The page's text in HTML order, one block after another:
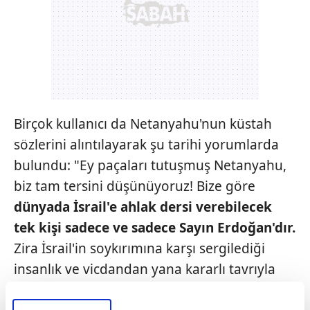
Birçok kullanıcı da Netanyahu'nun küstah
sözlerini alıntılayarak şu tarihi yorumlarda
bulundu: "Ey paçaları tutuşmuş Netanyahu,
biz tam tersini düşünüyoruz! Bize göre
dünyada İsrail'e ahlakdersi verebilecek
tek kişi sadece vesadece Sayın Erdoğan'dır.
Zira İsrail'in soykırımına karşı sergilediği
insanlık ve vicdandan yana kararlı tavrıyla